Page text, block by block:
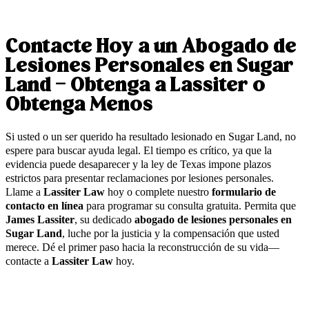
Contacte Hoy a un Abogado de
Lesiones Personales en Sugar
Land – Obtenga a Lassiter o
Obtenga Menos
Si usted o un ser querido ha resultado lesionado en Sugar Land, no
espere para buscar ayuda legal. El tiempo es crítico, ya que la
evidencia puede desaparecer y la ley de Texas impone plazos
estrictos para presentar reclamaciones por lesiones personales.
Llame a Lassiter Law hoy o complete nuestro formulario de
contacto en línea para programar su consulta gratuita. Permita que
James Lassiter, su dedicado abogado de lesiones personales en
Sugar Land, luche por la justicia y la compensación que usted
merece. Dé el primer paso hacia la reconstrucción de su vida—
contacte a Lassiter Law hoy.